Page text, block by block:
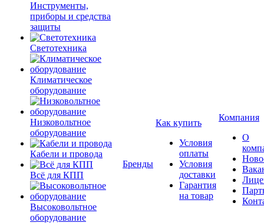
Инструменты,
приборы и средства
защиты
Светотехника
Климатическое
оборудование
Низковольтное
оборудование
Кабели и провода
Всё для КПП
Высоковольтное
оборудование
Бренды
Как купить
Условия
оплаты
Условия
доставки
Гарантия
на товар
Компания
О